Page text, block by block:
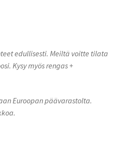
edullisesti. Meiltä voitte tilata
Kysy myös rengas +
Euroopan päävarastolta.